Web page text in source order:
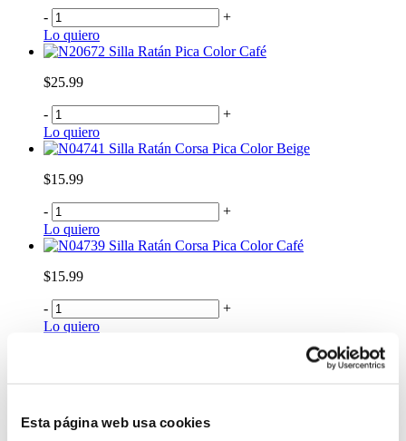
Esta página web usa cookies
-
+
Lo quiero
Silla Ratán Pica Color Café
$25.99
-
+
Lo quiero
Silla Ratán Corsa Pica Color Beige
$15.99
-
+
Lo quiero
Silla Ratán Corsa Pica Color Café
$15.99
-
+
Lo quiero
Lo quiero